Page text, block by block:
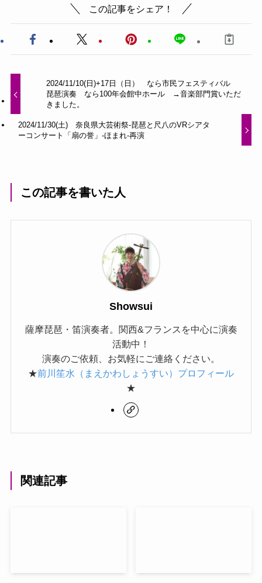
この記事をシェア！
2024/11/10(日)+17日（日） なら市民フェスティバル
琵琶演奏 なら100年会館中ホール →音楽部門賞いただ
きました。
2024/11/30(土) 奈良県大芸術祭-琵琶と尺八のVRシアタ
ーコンサート「扇の誉」-ほまれ-再演
この記事を書いた人
Showsui
薩摩琵琶・笛演奏者。関西&フランスを中心に演奏
活動中！
演奏のご依頼、お気軽にご連絡ください。
★前川笙水（まえかわしょうすい）プロフィール
★
関連記事